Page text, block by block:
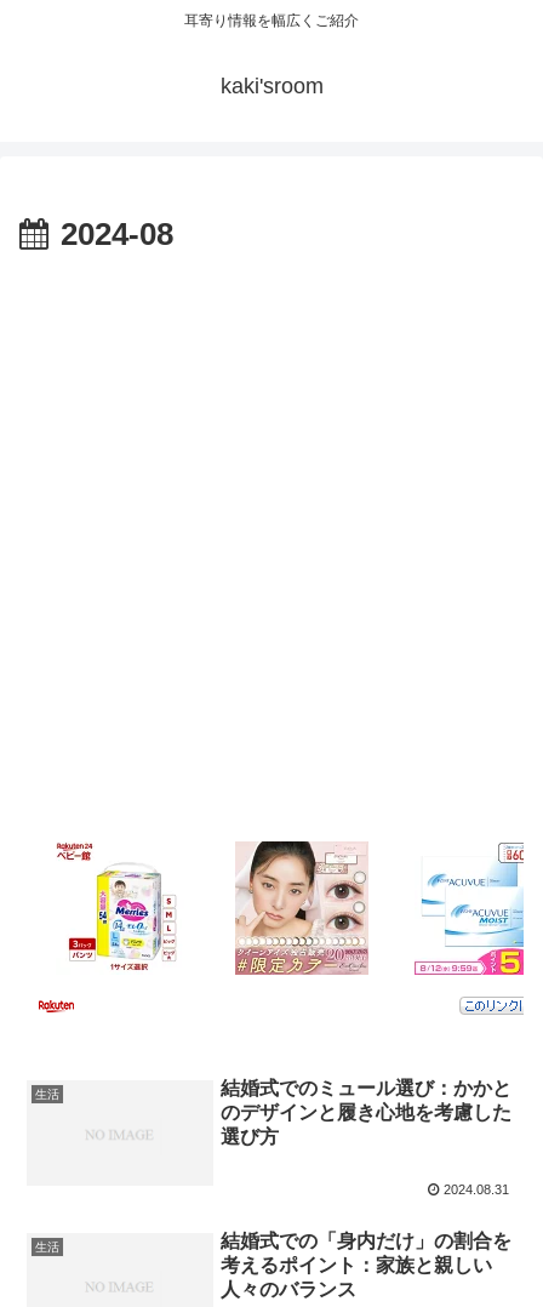
耳寄り情報を幅広くご紹介
kaki'sroom
2024-08
生活
結婚式でのミュール選び：かかと
のデザインと履き心地を考慮した
選び方
2024.08.31
生活
結婚式での「身内だけ」の割合を
考えるポイント：家族と親しい
人々のバランス